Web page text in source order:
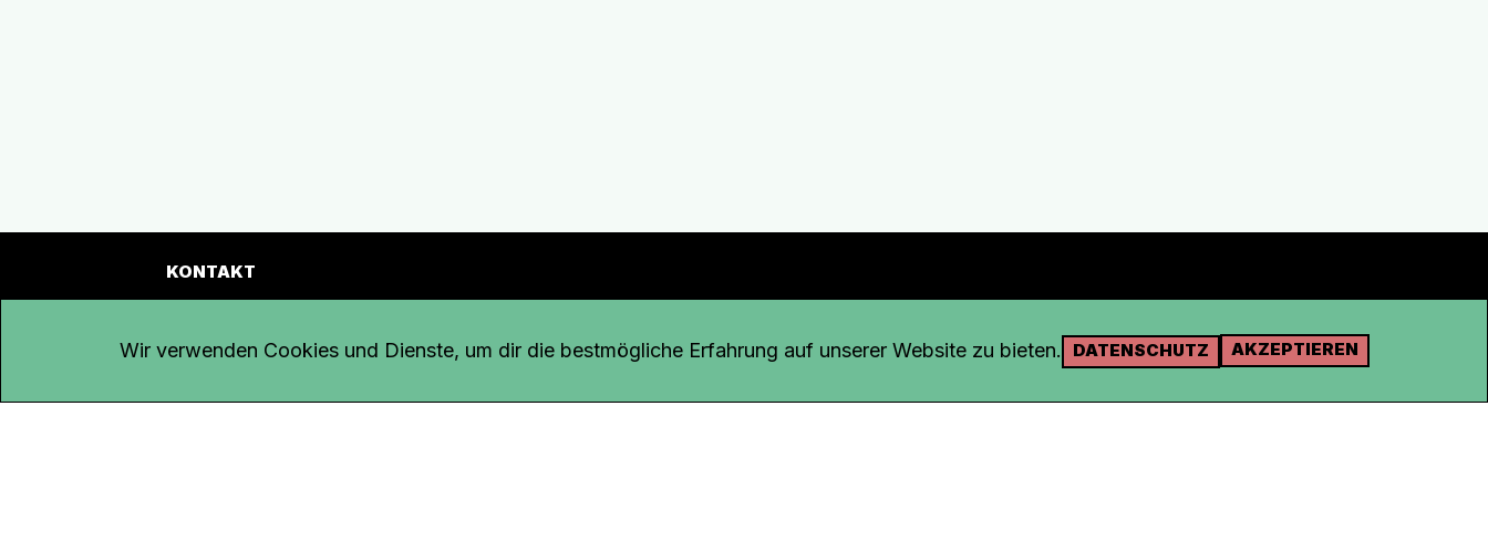
KONTAKT
Rohrerstrasse 20
Tel.062 834 90 81
Empfang
Netiquette
Wir verwenden Cookies und Dienste, um dir die bestmögliche Erfahrung auf unserer Website zu bieten. DATENSCHUTZ AKZEPTIEREN